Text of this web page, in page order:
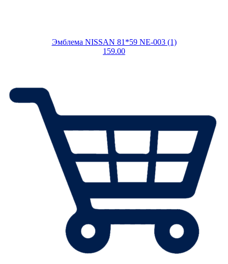
Эмблема NISSAN 81*59 NE-003 (1)
159.00